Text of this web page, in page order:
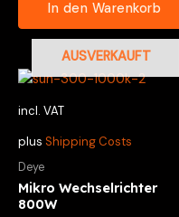
In den Warenkorb
AUSVERKAUFT
incl. VAT
plus Shipping Costs
Deye
Mikro Wechselrichter
800W